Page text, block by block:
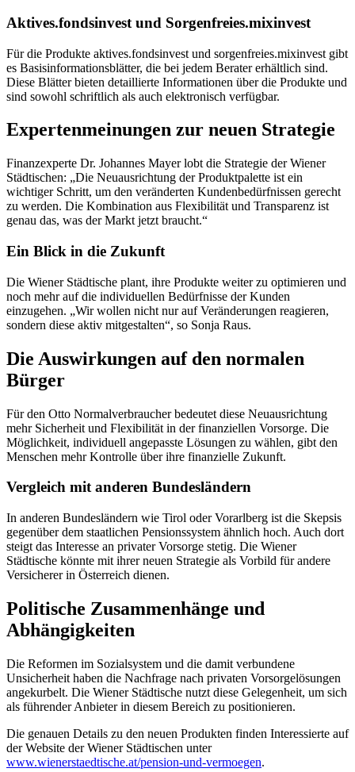
Aktives.fondsinvest und Sorgenfreies.mixinvest
Für die Produkte aktives.fondsinvest und sorgenfreies.mixinvest gibt
es Basisinformationsblätter, die bei jedem Berater erhältlich sind.
Diese Blätter bieten detaillierte Informationen über die Produkte und
sind sowohl schriftlich als auch elektronisch verfügbar.
Expertenmeinungen zur neuen Strategie
Finanzexperte Dr. Johannes Mayer lobt die Strategie der Wiener
Städtischen: „Die Neuausrichtung der Produktpalette ist ein
wichtiger Schritt, um den veränderten Kundenbedürfnissen gerecht
zu werden. Die Kombination aus Flexibilität und Transparenz ist
genau das, was der Markt jetzt braucht.“
Ein Blick in die Zukunft
Die Wiener Städtische plant, ihre Produkte weiter zu optimieren und
noch mehr auf die individuellen Bedürfnisse der Kunden
einzugehen. „Wir wollen nicht nur auf Veränderungen reagieren,
sondern diese aktiv mitgestalten“, so Sonja Raus.
Die Auswirkungen auf den normalen
Bürger
Für den Otto Normalverbraucher bedeutet diese Neuausrichtung
mehr Sicherheit und Flexibilität in der finanziellen Vorsorge. Die
Möglichkeit, individuell angepasste Lösungen zu wählen, gibt den
Menschen mehr Kontrolle über ihre finanzielle Zukunft.
Vergleich mit anderen Bundesländern
In anderen Bundesländern wie Tirol oder Vorarlberg ist die Skepsis
gegenüber dem staatlichen Pensionssystem ähnlich hoch. Auch dort
steigt das Interesse an privater Vorsorge stetig. Die Wiener
Städtische könnte mit ihrer neuen Strategie als Vorbild für andere
Versicherer in Österreich dienen.
Politische Zusammenhänge und
Abhängigkeiten
Die Reformen im Sozialsystem und die damit verbundene
Unsicherheit haben die Nachfrage nach privaten Vorsorgelösungen
angekurbelt. Die Wiener Städtische nutzt diese Gelegenheit, um sich
als führender Anbieter in diesem Bereich zu positionieren.
Die genauen Details zu den neuen Produkten finden Interessierte auf
der Website der Wiener Städtischen unter
www.wienerstaedtische.at/pension-und-vermoegen.